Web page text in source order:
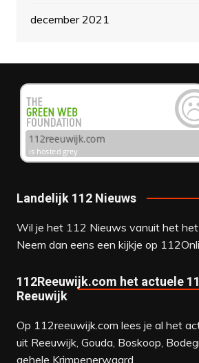
december 2021
Landelijk 112 Nieuws
Wil je het 112 Nieuws vanuit het
Neem dan eens een kijkje op
112Reeuwijk.com het actuele
Reeuwijk
Op 112reeuwijk.com lees je al het
uit Reeuwijk, Gouda, Boskoop,
gehele Krimpenerwaard